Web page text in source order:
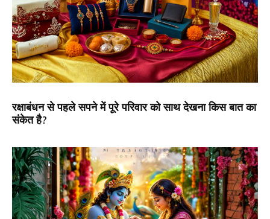
रक्षाबंधन से पहले सपने में पूरे परिवार को साथ देखना किस बात का
संकेत है?